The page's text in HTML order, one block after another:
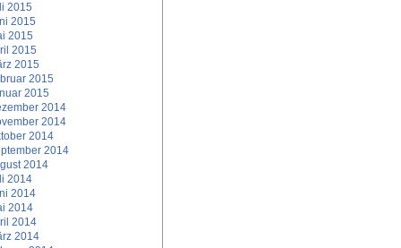
2015
2015
2015
2015
2015
2015
2015
2014
2014
2014
2014
2014
2014
2014
2014
2014
2014